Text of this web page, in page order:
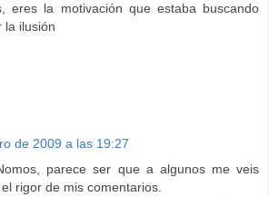
eres la motivación que estaba buscando
la ilusión
de 2009 a las 19:27
parece ser que a algunos me veis
rigor de mis comentarios.